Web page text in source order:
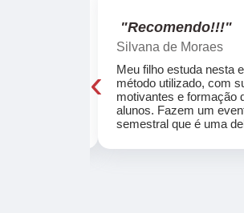
"Recomendo!!!"
Silvana de Moraes
Meu filho estuda nesta
método utilizado, com
motivantes e formação
alunos. Fazem um
semestral que é uma
‹